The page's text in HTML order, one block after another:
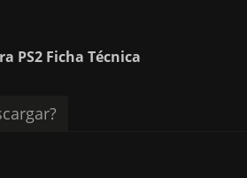
PS2 Ficha Técnica